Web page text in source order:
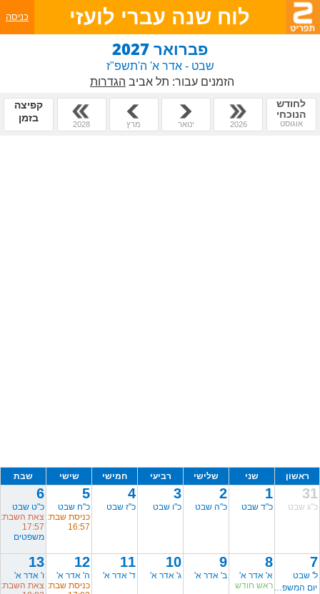
לוח שנה עברי לועזי כניסה
פברואר 2027
שבט - אדר א' ה'תשפ"ז
הזמנים עבור: תל אביב הגדרות
לחודש
הנוכחי
אוגוסט 2026 ינואר מרץ 2028
קפיצה
בזמן
ראשון שני שלישי רביעי חמישי שישי שבת
31
כ"ג שבט
1
כ"ד שבט
2
כ"ה שבט
3
כ"ו שבט
4
כ"ז שבט
5
כ"ח שבט
כניסת שבת:
16:57
6
כ"ט שבט
צאת השבת:
17:57
משפטים
7
ל' שבט
יום המשפחה
8
א' אדר א'
ראש חודש
9
ב' אדר א'
10
ג' אדר א'
11
ד' אדר א'
12
ה' אדר א'
כניסת שבת:
13
ו' אדר א'
צאת השבת: